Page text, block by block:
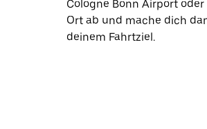
Cologne Bonn Airport
Ort ab und mache dich
deinem Fahrtziel.